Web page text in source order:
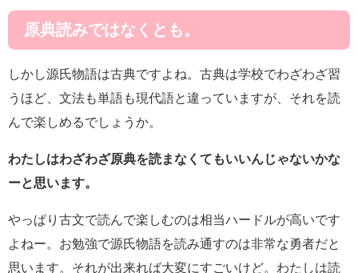
原典読みではなくとも。
しかし源氏物語は古典ですよね。古典は学校でわざわざ習
うほど、文法も単語も現代語と違っていますが、それを読
んで楽しめるでしょうか。
わたしはわざわざ原典を読まなくてもいいんじゃないかな
ーと思います。
やっぱり古文で読んで楽しむのは相当ハードルが高いです
よねー。お勉強で源氏物語を読み通すのは非常な勇者だと
思います。それが出来れば大変にすごいけど。わたしは読